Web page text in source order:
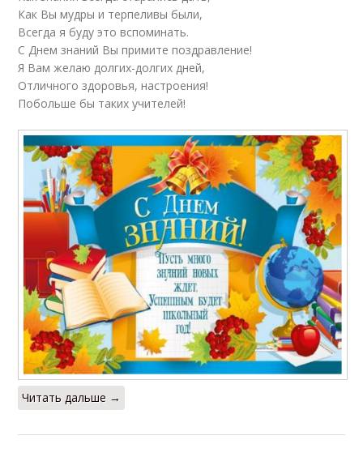
Как Вы мудры и терпеливы были,
Всегда я буду это вспоминать.
С Днем знаний Вы примите поздравление!
Я Вам желаю долгих-долгих дней,
Отличного здоровья, настроения!
Побольше бы таких учителей!
Читать дальше →